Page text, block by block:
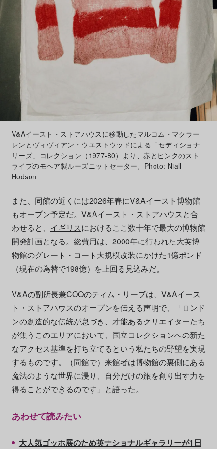
V&Aイースト・ストアハウスに移動したマルコム・マクラー
レンとヴィヴィアン・ウエストウッドによる「セディショナ
リーズ」コレクション（1977-80）より、赤とピンクのスト
ライプのモヘア製ルーズニットセーター。Photo: Niall
Hodson
また、同館の近くには2026年春にV&Aイースト博物館
もオープン予定だ。V&Aイースト・ストアハウスと合
わせると、 イギリスにおけるここ数十年で最大の博物館
開発計画となる。総費用は、2000年に行われた大英博
物館のグレート・コート大規模改装にかけた1億ポンド
（現在の為替で198億）を上回る見込みだ。
V&Aの副所長兼COOのティム・リーブは、V&Aイース
ト・ストアハウスのオープンを伝える声明で、「ロンド
ンの創造的な伝統が息づき、才能あるクリエイターたち
が集うこのエリアにおいて、国立コレクションへの新た
なアクセス基準を打ち立てるという私たちの野望を実現
するものです。（同館で）来館者は博物館の裏側にある
魔法のような世界に浸り、自分だけの旅を創り出す力を
得ることができるのです」と語った。
あわせて読みたい
大人気ゴッホ展のため英ナショナルギャラリーが1日